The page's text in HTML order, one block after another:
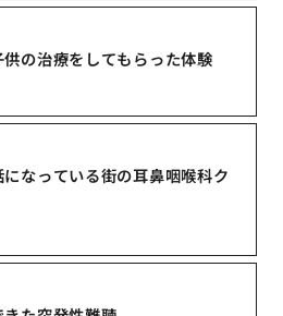
の治療をしてもらった体験
なっている街の耳鼻咽喉科ク